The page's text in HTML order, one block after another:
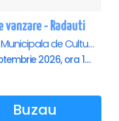
vanzare - Radauti
Casa Municipala de Cultura, Radauti
29 septembrie 2026, ora 19:00
Buzau